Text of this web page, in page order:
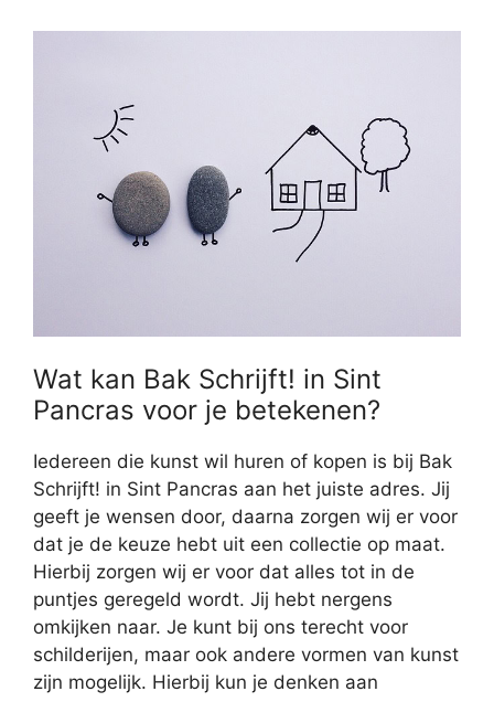
Wat kan Bak Schrijft! in Sint
Pancras voor je betekenen?
Iedereen die kunst wil huren of kopen is bij Bak
Schrijft! in Sint Pancras aan het juiste adres. Jij
geeft je wensen door, daarna zorgen wij er voor
dat je de keuze hebt uit een collectie op maat.
Hierbij zorgen wij er voor dat alles tot in de
puntjes geregeld wordt. Jij hebt nergens
omkijken naar. Je kunt bij ons terecht voor
schilderijen, maar ook andere vormen van kunst
zijn mogelijk. Hierbij kun je denken aan